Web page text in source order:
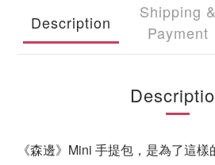
Description
Shipping &
Payment
《森邊》Mini 手提包，是為了這